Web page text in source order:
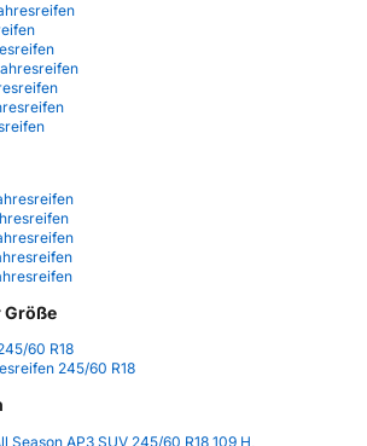
Größe
60 R18
245/60 R18
Season AP3 SUV 245/60 R18 109 H,